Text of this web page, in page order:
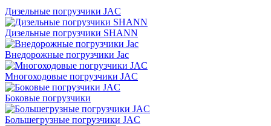
Дизельные погрузчики JAC
Дизельные погрузчики SHANN
Внедорожные погрузчики Jac
Многоходовые погрузчики JAC
Боковые погрузчики
Большегрузные погрузчики JAC